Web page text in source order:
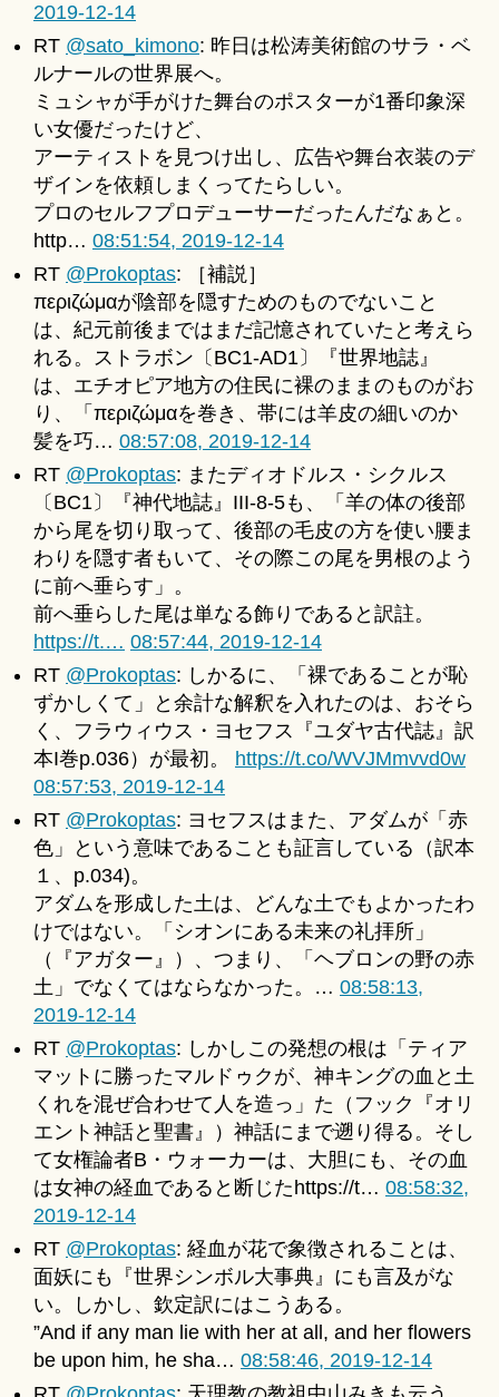
2019-12-14
RT @sato_kimono: 昨日は松涛美術館のサラ・ベ
ルナールの世界展へ。
ミュシャが手がけた舞台のポスターが1番印象深
い女優だったけど、
アーティストを見つけ出し、広告や舞台衣装のデ
ザインを依頼しまくってたらしい。
プロのセルフプロデューサーだったんだなぁと。
http… 08:51:54, 2019-12-14
RT @Prokoptas: ［補説］
περιζώμαが陰部を隠すためのものでないこと
は、紀元前後まではまだ記憶されていたと考えら
れる。ストラボン〔BC1-AD1〕『世界地誌』
は、エチオピア地方の住民に裸のままのものがお
り、「περιζώμαを巻き、帯には羊皮の細いのか
髪を巧… 08:57:08, 2019-12-14
RT @Prokoptas: またディオドルス・シクルス
〔BC1〕『神代地誌』III-8-5も、「羊の体の後部
から尾を切り取って、後部の毛皮の方を使い腰ま
わりを隠す者もいて、その際この尾を男根のよう
に前へ垂らす」。
前へ垂らした尾は単なる飾りであると訳註。
https://t.… 08:57:44, 2019-12-14
RT @Prokoptas: しかるに、「裸であることが恥
ずかしくて」と余計な解釈を入れたのは、おそら
く、フラウィウス・ヨセフス『ユダヤ古代誌』訳
本I巻p.036）が最初。 https://t.co/WVJMmvvd0w
08:57:53, 2019-12-14
RT @Prokoptas: ヨセフスはまた、アダムが「赤
色」という意味であることも証言している（訳本
１、p.034)。
アダムを形成した土は、どんな土でもよかったわ
けではない。「シオンにある未来の礼拝所」
（『アガター』）、つまり、「ヘブロンの野の赤
土」でなくてはならなかった。… 08:58:13,
2019-12-14
RT @Prokoptas: しかしこの発想の根は「ティア
マットに勝ったマルドゥクが、神キングの血と土
くれを混ぜ合わせて人を造っ」た（フック『オリ
エント神話と聖書』）神話にまで遡り得る。そし
て女権論者B・ウォーカーは、大胆にも、その血
は女神の経血であると断じたhttps://t… 08:58:32,
2019-12-14
RT @Prokoptas: 経血が花で象徴されることは、
面妖にも『世界シンボル大事典』にも言及がな
い。しかし、欽定訳にはこうある。
”And if any man lie with her at all, and her flowers
be upon him, he sha… 08:58:46, 2019-12-14